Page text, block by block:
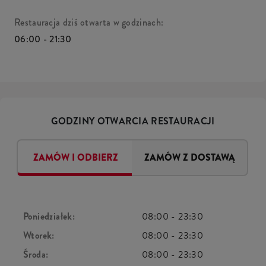
Restauracja dziś otwarta w godzinach:
06:00 - 21:30
GODZINY OTWARCIA RESTAURACJI
ZAMÓW I ODBIERZ ZAMÓW Z DOSTAWĄ
Poniedziałek: 08:00 -23:30
Wtorek:
08:00 -23:30
Środa:
08:00 -23:30